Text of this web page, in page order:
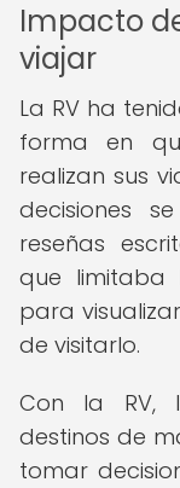
Impacto
viajar
La RV ha
forma en
realizan sus
decisiones
reseñas
que limitaba
para
de visitarlo.
Con la RV,
destinos de
tomar